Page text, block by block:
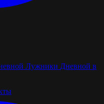
Лужники Дневной в